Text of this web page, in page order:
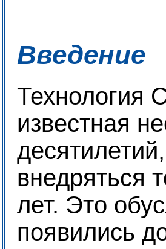
Введение
Технология
известная
внедряться
лет. Это
появились